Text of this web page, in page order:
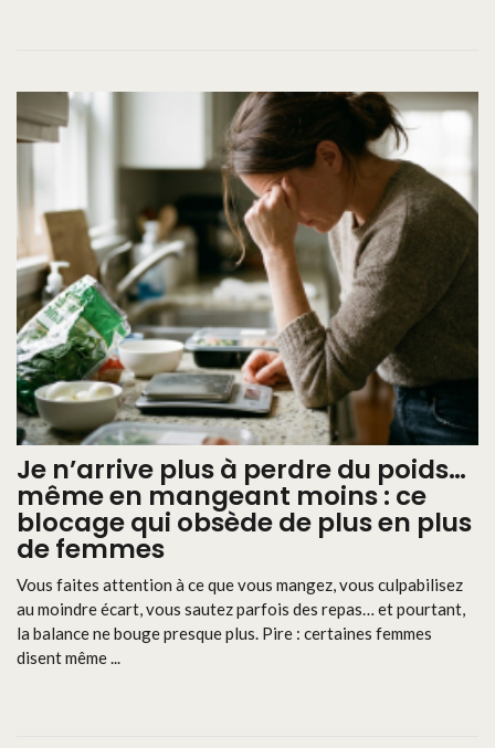
Je n’arrive plus à perdre du poids…
même en mangeant moins : ce
blocage qui obsède de plus en plus
de femmes
Vous faites attention à ce que vous mangez, vous culpabilisez
au moindre écart, vous sautez parfois des repas… et pourtant,
la balance ne bouge presque plus. Pire : certaines femmes
disent même ...